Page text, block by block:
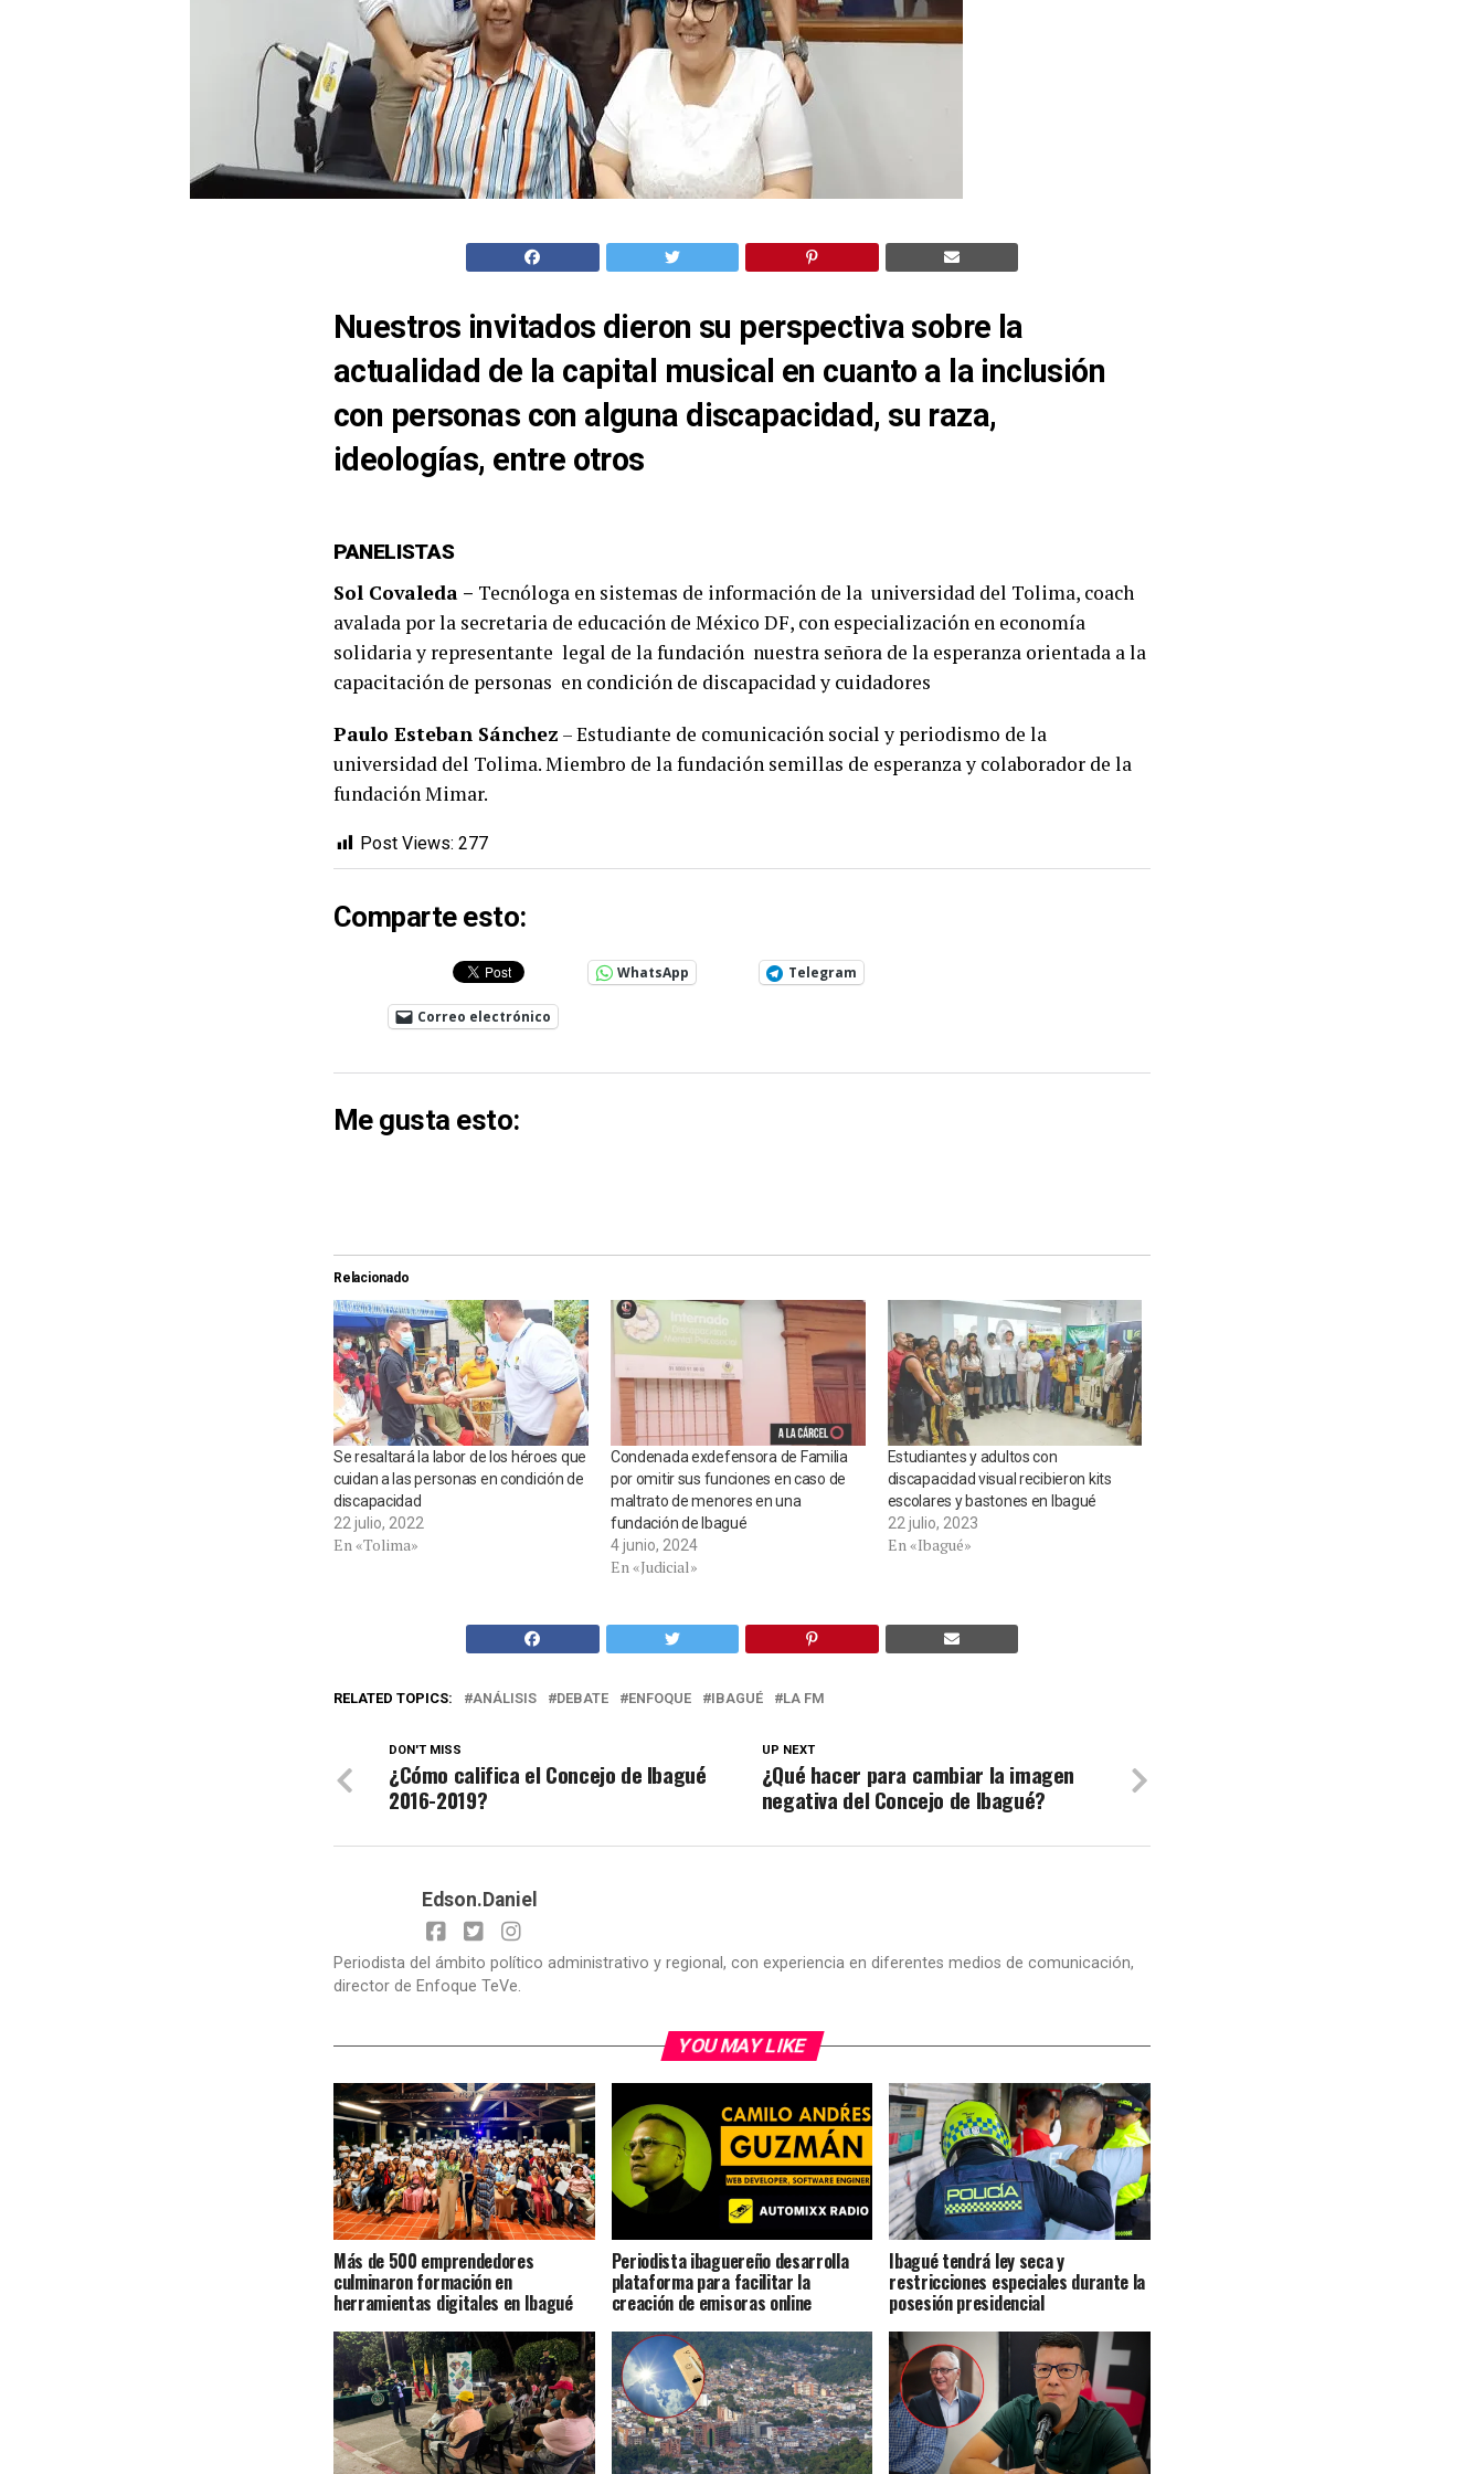
Nuestros invitados dieron su perspectiva sobre la
actualidad de la capital musical en cuanto a la inclusión
con personas con alguna discapacidad, su raza,
ideologías, entre otros
PANELISTAS
Sol Covaleda – Tecnóloga en sistemas de información de la universidad del Tolima, coach
avalada por la secretaria de educación de México DF, con especialización en economía
solidaria y representante legal de la fundación nuestra señora de la esperanza orientada a la
capacitación de personas en condición de discapacidad y cuidadores
Paulo Esteban Sánchez – Estudiante de comunicación social y periodismo de la
universidad del Tolima. Miembro de la fundación semillas de esperanza y colaborador de la
fundación Mimar.
Post Views: 277
Comparte esto:
WhatsApp Telegram
Correo electrónico
Me gusta esto:
Relacionado
Se resaltará la labor de los héroes que
cuidan a las personas en condición de
discapacidad
22 julio, 2022
En «Tolima»
Condenada exdefensora de Familia
por omitir sus funciones en caso de
maltrato de menores en una
fundación de Ibagué
4 junio, 2024
En «Judicial»
Estudiantes y adultos con
discapacidad visual recibieron kits
escolares y bastones en Ibagué
22 julio, 2023
En «Ibagué»
RELATED TOPICS: ANÁLISIS DEBATE ENFOQUE IBAGUÉ LA FM
UP NEXT
¿Qué hacer para cambiar la imagen
negativa del Concejo de Ibagué?
DON'T MISS
¿Cómo califica el Concejo de Ibagué
2016-2019?
Edson.Daniel
Periodista del ámbito político administrativo y regional, con experiencia en diferentes medios de comunicación,
director de Enfoque TeVe.
YOU MAY LIKE
Más de 500 emprendedores
culminaron formación en
herramientas digitales en Ibagué
Periodista ibaguereño desarrolla
plataforma para facilitar la
creación de emisoras online
Ibagué tendrá ley seca y
restricciones especiales durante la
posesión presidencial